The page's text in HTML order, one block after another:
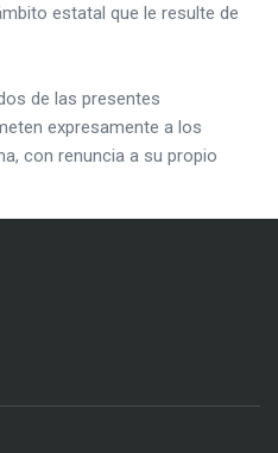
estatal que le resulte de
de las presentes
expresamente a los
con renuncia a su propio